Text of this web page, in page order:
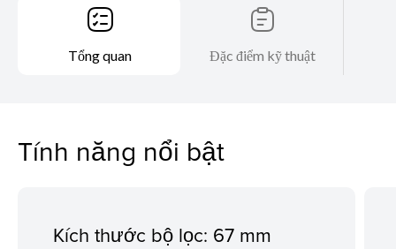
Tổng quan Đặc điểm kỹ thuật
Tính năng nổi bật
Kích thước bộ lọc: 67 mm